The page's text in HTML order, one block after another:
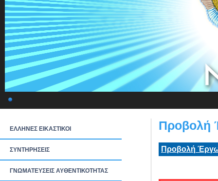
ΕΛΛΗΝΕΣ ΕΙΚΑΣΤΙΚΟΙ
ΣΥΝΤΗΡΗΣΕΙΣ
ΓΝΩΜΑΤΕΥΣΕΙΣ ΑΥΘΕΝΤΙΚΟΤΗΤΑΣ
Προβολή
Προβολή